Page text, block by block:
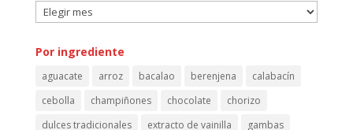
Buscar
Por
fecha
emisión
Por ingrediente
aguacate arroz bacalao berenjena
calabacín
cebolla
champiñones chocolate
chorizo
dulces tradicionales
extracto de vainilla gambas